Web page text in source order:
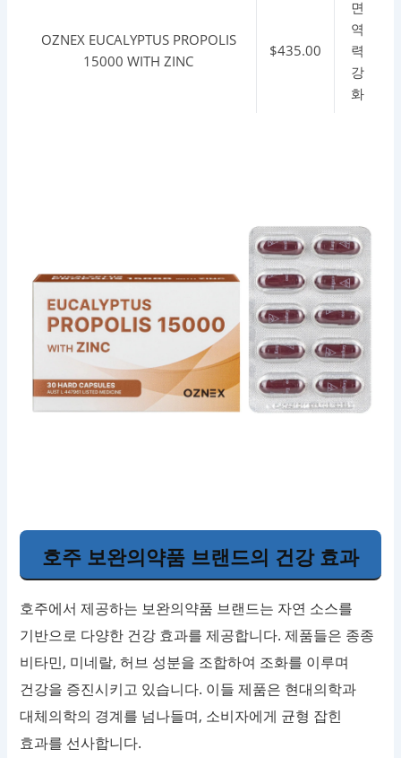
OZNEX EUCALYPTUS PROPOLIS
15000 WITH ZINC
$435.00
면
역
력
강
화
호주 보완의약품 브랜드의 건강 효과
호주에서 제공하는 보완의약품 브랜드는 자연 소스를
기반으로 다양한 건강 효과를 제공합니다. 제품들은 종종
비타민, 미네랄, 허브 성분을 조합하여 조화를 이루며
건강을 증진시키고 있습니다. 이들 제품은 현대의학과
대체의학의 경계를 넘나들며, 소비자에게 균형 잡힌
효과를 선사합니다.